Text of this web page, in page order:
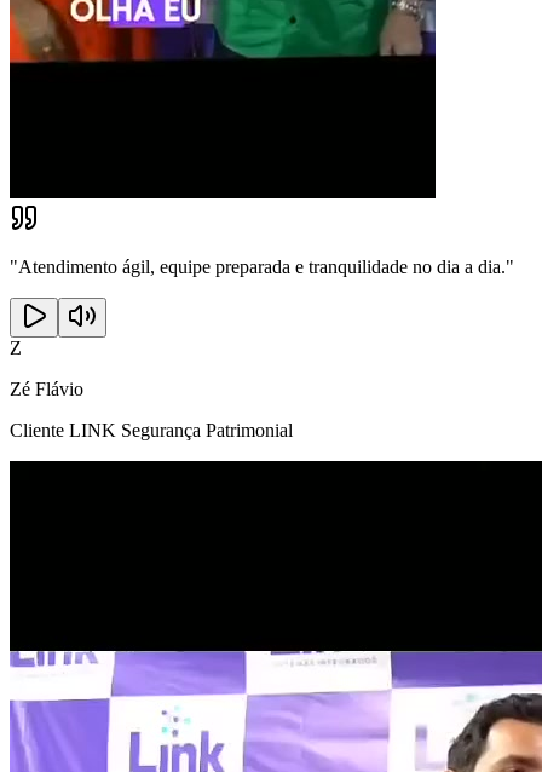
"Atendimento ágil, equipe preparada e tranquilidade no dia a dia."
Z
Zé Flávio
Cliente LINK Segurança Patrimonial